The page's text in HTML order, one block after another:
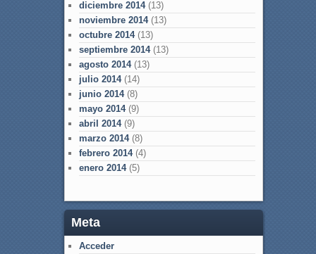
diciembre 2014(13)
noviembre 2014(13)
octubre 2014(13)
septiembre 2014(13)
agosto 2014(13)
julio 2014(14)
junio 2014(8)
mayo 2014(9)
abril 2014(9)
marzo 2014(8)
febrero 2014(4)
enero 2014(5)
Meta
Acceder